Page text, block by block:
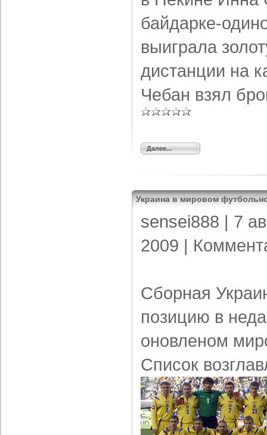
байдарке-
выиграла
дистанции на
Чебан взял
Далее...
Украина в мировом
sensei888 | 7
2009 |
Сборная
позицию в
оновленом
Список